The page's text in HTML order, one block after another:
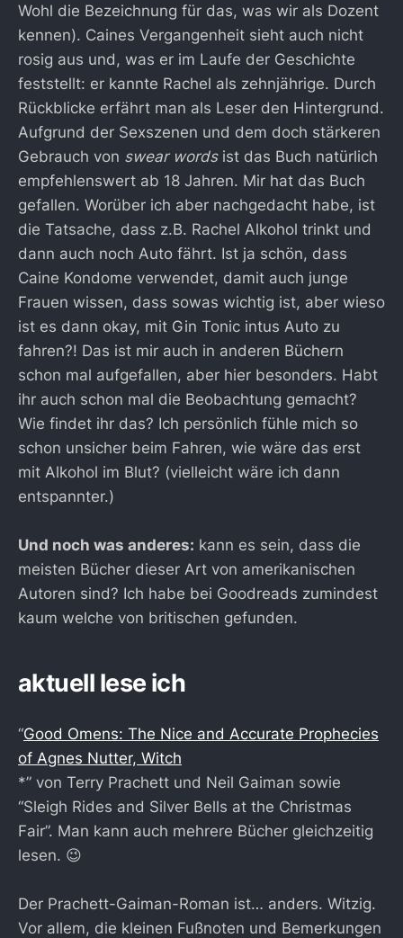
Wohl die Bezeichnung für das, was wir als Dozent
kennen). Caines Vergangenheit sieht auch nicht
rosig aus und, was er im Laufe der Geschichte
feststellt: er kannte Rachel als zehnjährige. Durch
Rückblicke erfährt man als Leser den Hintergrund.
Aufgrund der Sexszenen und dem doch stärkeren
Gebrauch von swear wordsist das Buch natürlich
empfehlenswert ab 18 Jahren. Mir hat das Buch
gefallen. Worüber ich aber nachgedacht habe, ist
die Tatsache, dass z.B. Rachel Alkohol trinkt und
dann auch noch Auto fährt. Ist ja schön, dass
Caine Kondome verwendet, damit auch junge
Frauen wissen, dass sowas wichtig ist, aber wieso
ist es dann okay, mit Gin Tonic intus Auto zu
fahren?! Das ist mir auch in anderen Büchern
schon mal aufgefallen, aber hier besonders. Habt
ihr auch schon mal die Beobachtung gemacht?
Wie findet ihr das? Ich persönlich fühle mich so
schon unsicher beim Fahren, wie wäre das erst
mit Alkohol im Blut? (vielleicht wäre ich dann
entspannter.)
Und noch was anderes: kann es sein, dass die
meisten Bücher dieser Art von amerikanischen
Autoren sind? Ich habe bei Goodreads zumindest
kaum welche von britischen gefunden.
aktuell lese ich
“Good Omens: The Nice and Accurate Prophecies
of Agnes Nutter, Witch
*” von Terry Prachett und Neil Gaiman sowie
“Sleigh Rides and Silver Bells at the Christmas
Fair”. Man kann auch mehrere Bücher gleichzeitig
lesen. 😉
Der Prachett-Gaiman-Roman ist… anders. Witzig.
Vor allem, die kleinen Fußnoten und Bemerkungen